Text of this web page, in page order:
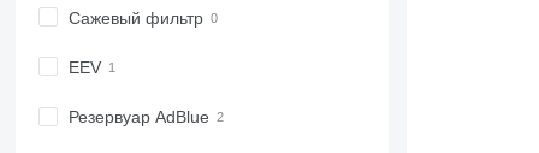
Сажевый фильтр
EEV
Резервуар AdBlue